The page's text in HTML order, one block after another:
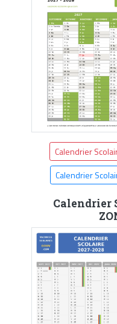
Calendrier
Calendrier
Calendrier